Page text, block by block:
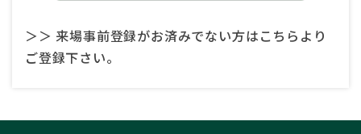
＞＞ 来場事前登録がお済みでない方はこちらより
ご登録下さい。